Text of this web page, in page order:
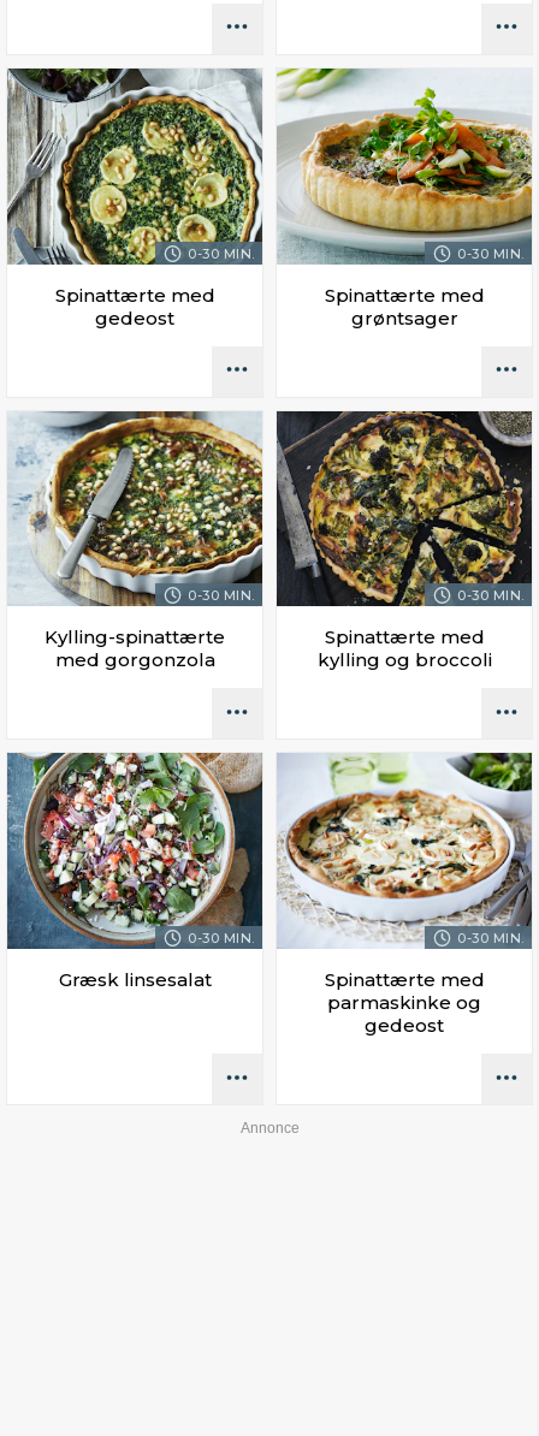
0-30 MIN.
Spinattærte med
gedeost
0-30 MIN.
Spinattærte med
grøntsager
0-30 MIN.
Kylling-spinattærte
med gorgonzola
0-30 MIN.
Spinattærte med
kylling og broccoli
0-30 MIN.
Græsk linsesalat
0-30 MIN.
Spinattærte med
parmaskinke og
gedeost